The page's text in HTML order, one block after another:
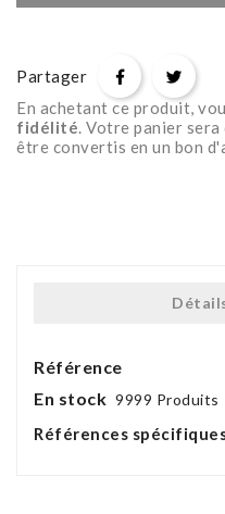
Partager
En achetant ce produit,
fidélité. Votre panier sera
être convertis en un bon
Référence
En stock 9999 Produits
Références